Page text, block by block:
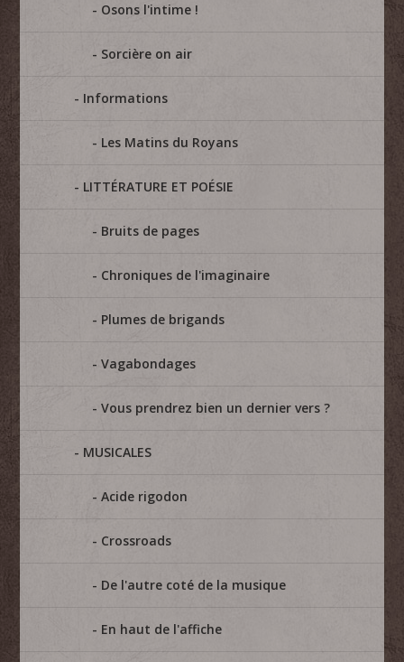
Osons l'intime !
Sorcière on air
Informations
Les Matins du Royans
LITTÉRATURE ET POÉSIE
Bruits de pages
Chroniques de l'imaginaire
Plumes de brigands
Vagabondages
Vous prendrez bien un dernier vers ?
MUSICALES
Acide rigodon
Crossroads
De l'autre coté de la musique
En haut de l'affiche